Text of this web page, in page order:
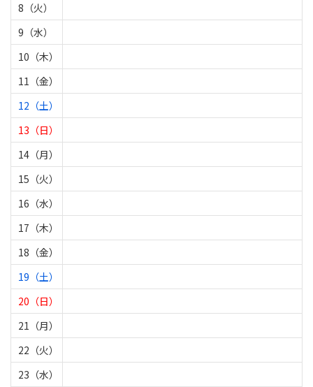
8（火）
9（水）
10（木）
11（金）
12（土）
13（日）
14（月）
15（火）
16（水）
17（木）
18（金）
19（土）
20（日）
21（月）
22（火）
23（水）